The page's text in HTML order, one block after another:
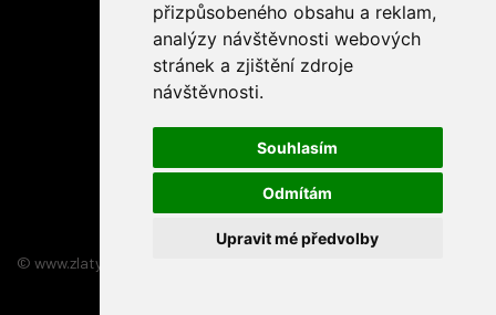
přizpůsobeného obsahu a reklam,
analýzy návštěvnosti webových
stránek a zjištění zdroje
návštěvnosti.
Souhlasím
Odmítám
Upravit mé předvolby
© www.zlatyskorpion.cz 2026